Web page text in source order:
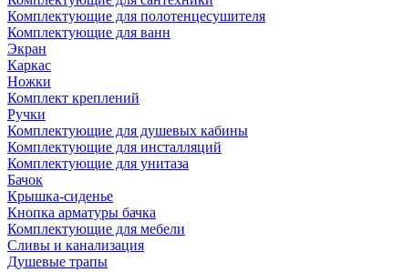
Комплектующие для полотенцесушителя
Комплектующие для ванн
Экран
Каркас
Ножки
Комплект креплений
Ручки
Комплектующие для душевых кабины
Комплектующие для инсталляций
Комплектующие для унитаза
Бачок
Крышка-сиденье
Кнопка арматуры бачка
Комплектующие для мебели
Сливы и канализация
Душевые трапы